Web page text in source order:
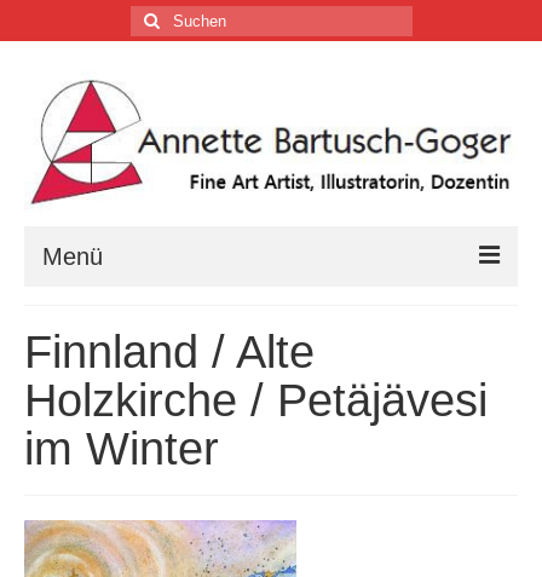
Suchen
nach:
Menü
Vita
Tätigkeiten
Galerien …
Firmenkalender …
Firmenkalender 2026
Finnland / Alte
Holzkirche / Petäjävesi
im Winter